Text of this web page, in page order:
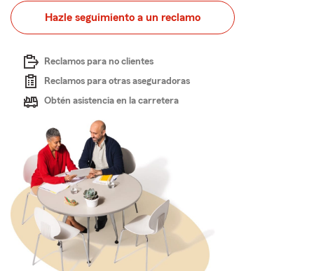
Hazle seguimiento a un reclamo
Reclamos para no clientes
Reclamos para otras aseguradoras
Obtén asistencia en la carretera